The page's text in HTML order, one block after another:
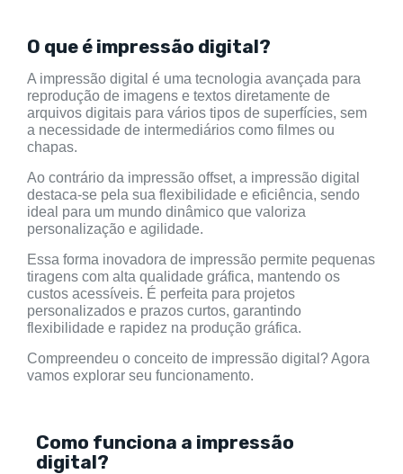
O que é impressão digital?
A impressão digital é uma tecnologia avançada para
reprodução de imagens e textos diretamente de
arquivos digitais para vários tipos de superfícies, sem
a necessidade de intermediários como filmes ou
chapas.
Ao contrário da impressão offset, a impressão digital
destaca-se pela sua flexibilidade e eficiência, sendo
ideal para um mundo dinâmico que valoriza
personalização e agilidade.
Essa forma inovadora de impressão permite pequenas
tiragens com alta qualidade gráfica, mantendo os
custos acessíveis. É perfeita para projetos
personalizados e prazos curtos, garantindo
flexibilidade e rapidez na produção gráfica.
Compreendeu o conceito de impressão digital? Agora
vamos explorar seu funcionamento.
Como funciona a impressão
digital?